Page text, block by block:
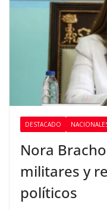
DESTACADO
Nora
militares y
políticos